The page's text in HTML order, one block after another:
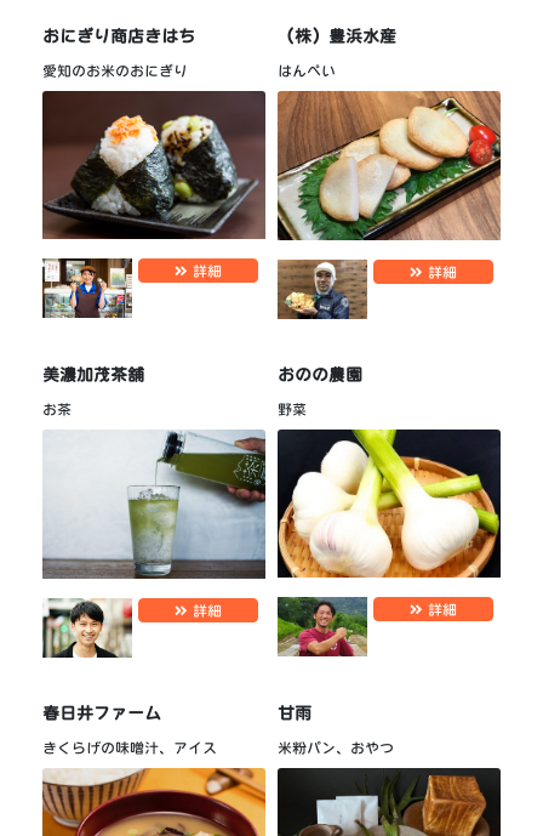
おにぎり商店きはち
愛知のお米のおにぎり
詳細
（株）豊浜水産
はんぺい
詳細
美濃加茂茶舗
お茶
詳細
おのの農園
野菜
詳細
春日井ファーム
きくらげの味噌汁、アイス
甘雨
米粉パン、おやつ